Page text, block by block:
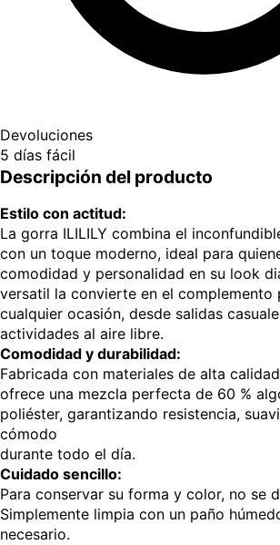
Devoluciones
5 días fácil
Descripción del producto
Estilo con actitud:
La gorra ILILILY combina el
con un toque moderno, ideal para
comodidad y personalidad en su look
versatil la convierte en el complemento
cualquier ocasión, desde salidas
actividades al aire libre.
Comodidad y durabilidad:
Fabricada con materiales de alta
ofrece una mezcla perfecta de 60 %
poliéster, garantizando resistencia,
cómodo
durante todo el día.
Cuidado sencillo:
Para conservar su forma y color, no se
Simplemente limpia con un paño
necesario.